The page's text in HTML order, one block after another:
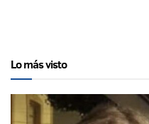
Lo más visto